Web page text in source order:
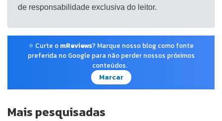
de responsabilidade exclusiva do leitor.
⭐ Curte o mReviews? Marque nosso blog como fonte
preferida no Google para não perder nossos próximos
conteúdos.
Marcar
Mais pesquisadas